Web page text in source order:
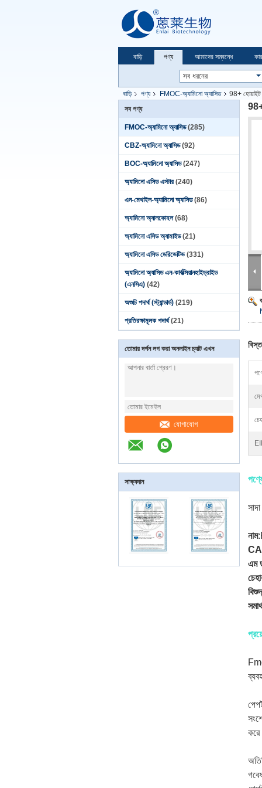
বাড়ি পণ্য আমাদের সম্বন্ধে
বাড়ি পণ্য FMOC-অ্যামিনো অ্যাসিড
98+
সব পণ্য
FMOC-অ্যামিনো অ্যাসিড (285)
CBZ-অ্যামিনো অ্যাসিড (92)
BOC-অ্যামিনো অ্যাসিড (247)
অ্যামিনো এসিড এস্টার (240)
এন-মেথাইল-অ্যামিনো অ্যাসিড (86)
অ্যামিনো অ্যালকোহল (68)
অ্যামিনো এসিড অ্যামাইড (21)
অ্যামিনো এসিড ডেরিভেটিভ (331)
অ্যামিনো অ্যাসিড এন-কার্বক্সিয়ানহাইড্রাইড
(এনসিএ) (42)
অশুচি পদার্থ (স্ট্যান্ডার্ড) (219)
প্রতিরক্ষামূলক পদার্থ (21)
তোমার দর্শন লগ করা অনলাইন চ্যাট এখন
যোগাযোগ
সাক্ষ্যদান
নাম:
এম